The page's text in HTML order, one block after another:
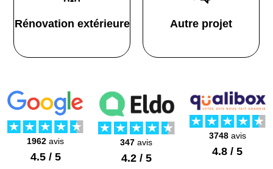
Rénovation extérieure Autre projet
1962 avis
4.5 / 5
347 avis
4.2 / 5
3748avis
4.8 / 5